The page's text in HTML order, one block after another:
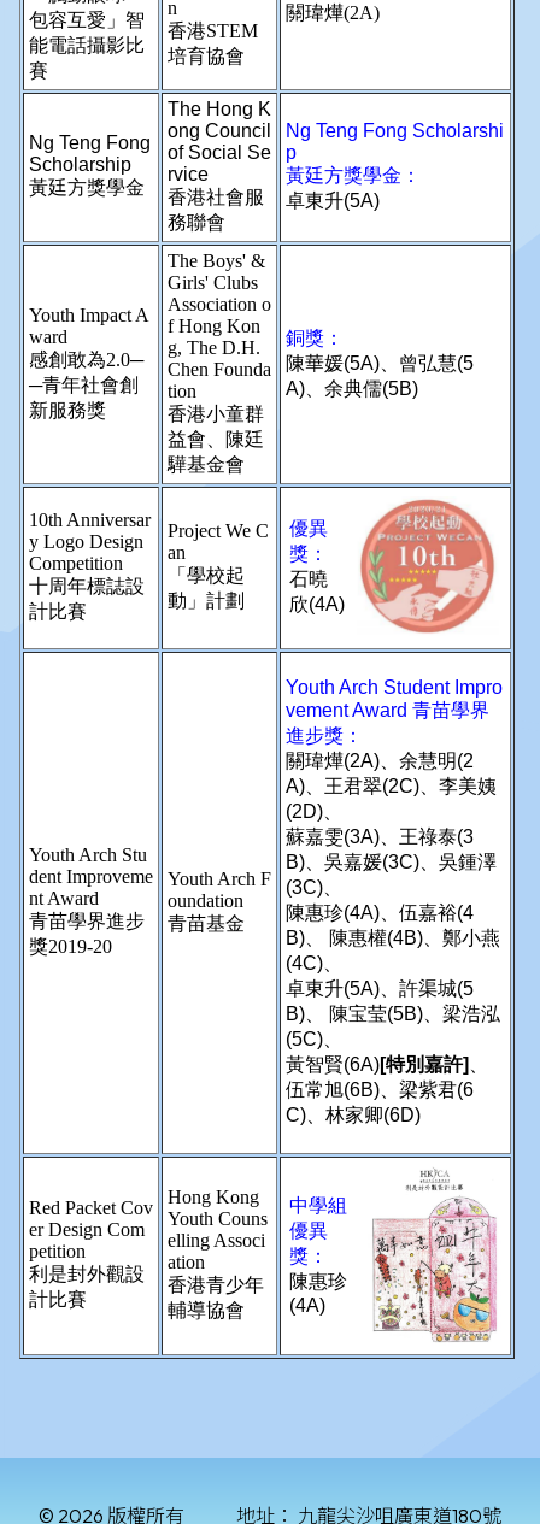
© 2026 版權所有 地址： 九龍尖沙咀廣東道180號